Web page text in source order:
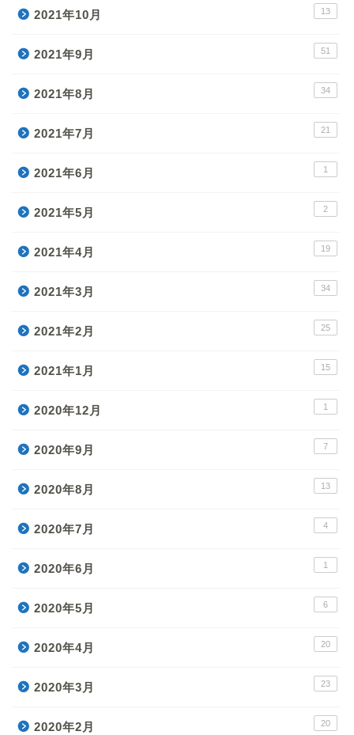
2021年10月 13
2021年9月 51
2021年8月 34
2021年7月 21
2021年6月 1
2021年5月 2
2021年4月 19
2021年3月 34
2021年2月 25
2021年1月 15
2020年12月 1
2020年9月 7
2020年8月 13
2020年7月 4
2020年6月 1
2020年5月 6
2020年4月 20
2020年3月 23
2020年2月 20